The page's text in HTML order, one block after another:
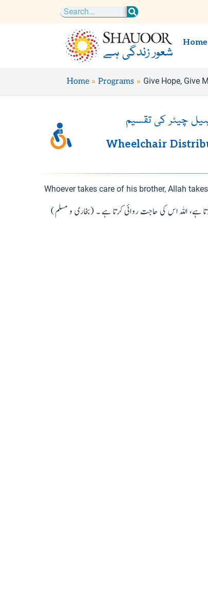
Search
Home
Home Programs Give Hope, Give
چیئر کی تقسیم
Wheelchair
Whoever takes care of his brother, Allah
ہے، اللہ اس کی حاجت روائی کرتا ہے ۔ (بخاری و مسلم)